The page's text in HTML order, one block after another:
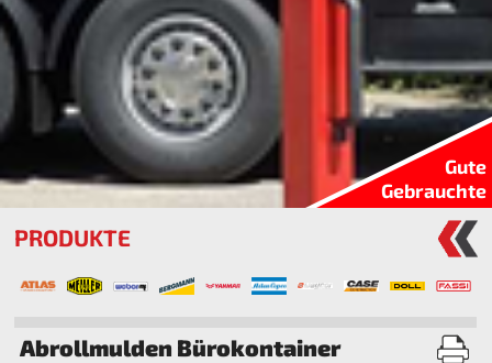
Gute
Gebrauchte
PRODUKTE
Abrollmulden Bürokontainer